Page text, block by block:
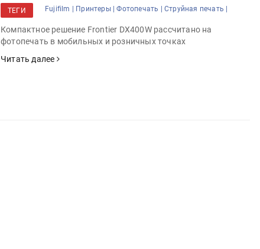
ТЕГИ Fujifilm | Принтеры | Фотопечать | Струйная печать |
Компактное решение Frontier DX400W рассчитано на
фотопечать в мобильных и розничных точках
Читать далее